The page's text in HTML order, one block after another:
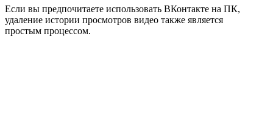
Если вы предпочитаете использовать ВКонтакте на ПК,
удаление истории просмотров видео также является
простым процессом.